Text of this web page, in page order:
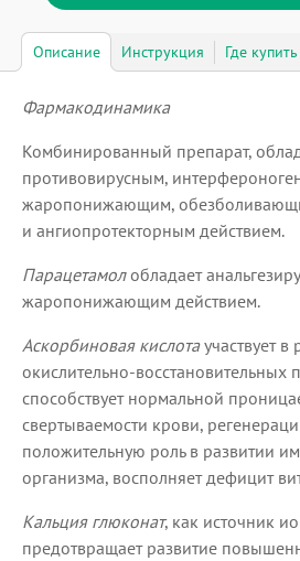
Описание Инструкция Где купить
Фармакодинамика
Комбинированный препарат,
противовирусным,
жаропонижающим,
и ангиопротекторным действием.
Парацетамолобладает
жаропонижающим действием.
Аскорбиновая кислотаучаствует в
окислительно-восстановительных
способствует нормальной
свертываемости крови,
положительную роль в развитии
организма, восполняет дефицит
Кальция глюконат, как источник
предотвращает развитие